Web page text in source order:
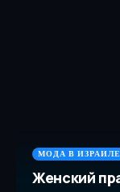
МОДА В ИЗРАИЛЕ
Женский